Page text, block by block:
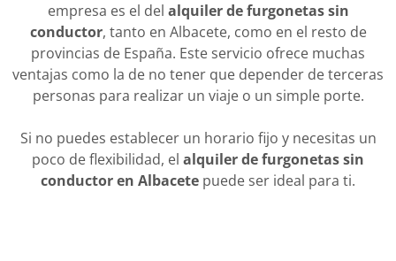
empresa es el del alquiler de furgonetas sin
conductor, tanto en Albacete, como en el resto de
provincias de España. Este servicio ofrece muchas
ventajas como la de no tener que depender de terceras
personas para realizar un viaje o un simple porte.
Si no puedes establecer un horario fijo y necesitas un
poco de flexibilidad, el alquiler de furgonetas sin
conductor en Albacete puede ser ideal para ti.